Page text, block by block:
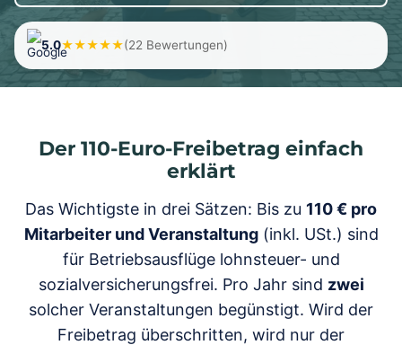
5.0★★★★★(22 Bewertungen)
Der 110-Euro-Freibetrag einfach
erklärt
Das Wichtigste in drei Sätzen: Bis zu 110 € pro
Mitarbeiter und Veranstaltung(inkl. USt.) sind
für Betriebsausflüge lohnsteuer- und
sozialversicherungsfrei. Pro Jahr sind zwei
solcher Veranstaltungen begünstigt. Wird der
Freibetrag überschritten, wird nur der